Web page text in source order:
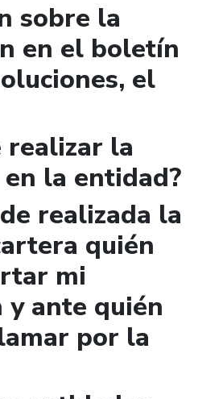
sobre la
en el boletín
el
realizar la
la entidad?
realizada la
quién
mi
ante quién
por la